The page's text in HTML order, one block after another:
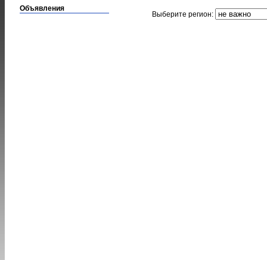
Объявления
Выберите регион: